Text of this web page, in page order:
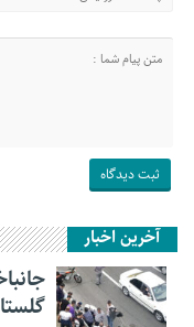
آخرین اخبار
گلستان ۱۷ درصد